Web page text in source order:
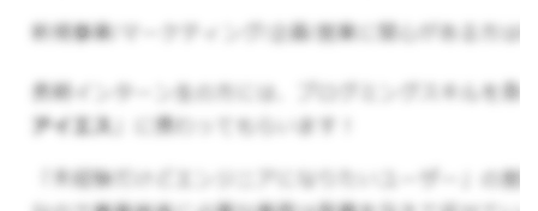
ルティングを行う長期
インターン生を募集してい
▼具体的な業務内容